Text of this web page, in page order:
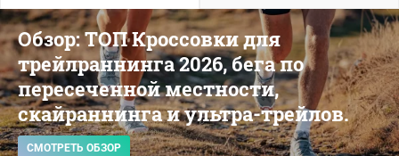
Обзор: ТОП Кроссовки для
трейлраннинга 2026, бега по
пересеченной местности,
скайраннинга и ультра-трейлов.
СМОТРЕТЬ ОБЗОР